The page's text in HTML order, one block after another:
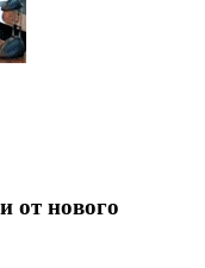
от нового